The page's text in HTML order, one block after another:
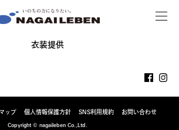
MENU
衣装提供
ップ 個人情報保護方針 SNS利用規約
お問い合わせ
Copyright © nagaileben Co.,Ltd.